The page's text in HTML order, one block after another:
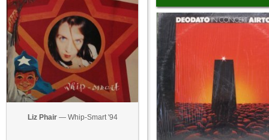
Liz Phair— Whip-Smart '94